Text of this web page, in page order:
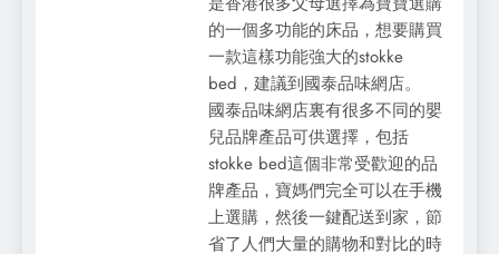
的一個多功能的床品，想要購買
一款這樣功能強大的stokke
bed，建議到國泰品味網店。
國泰品味網店裏有很多不同的嬰
兒品牌產品可供選擇，包括
stokke bed這個非常受歡迎的品
牌產品，寶媽們完全可以在手機
上選購，然後一鍵配送到家，節
省了人們大量的購物和對比的時